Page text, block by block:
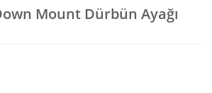
Mount Dürbün Ayağı